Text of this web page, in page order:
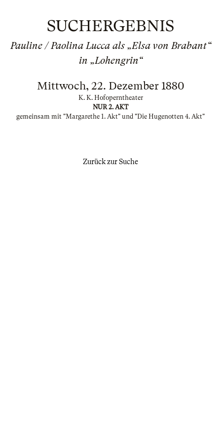
SUCHERGEBNIS
Pauline / Paolina Lucca als „Elsa von Brabant“
in „Lohengrin“
Mittwoch, 22. Dezember 1880
K. K. Hofoperntheater
NUR 2. AKT
gemeinsam mit "Margarethe 1. Akt" und "Die Hugenotten 4. Akt"
Zurück zur Suche